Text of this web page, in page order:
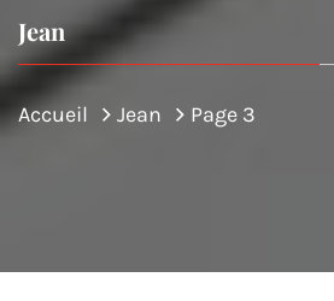
Jean
Accueil Jean Page 3